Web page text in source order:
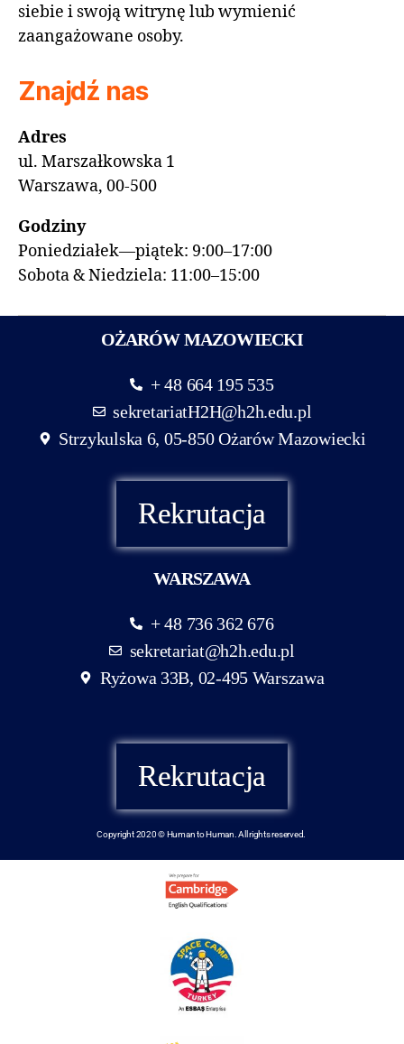
siebie i swoją witrynę lub wymienić
zaangażowane osoby.
Znajdź nas
Adres
ul. Marszałkowska 1
Warszawa, 00-500
Godziny
Poniedziałek—piątek: 9:00–17:00
Sobota & Niedziela: 11:00–15:00
OŻARÓW MAZOWIECKI
+ 48 664 195 535
sekretariatH2H@h2h.edu.pl
Strzykulska 6, 05-850 Ożarów Mazowiecki
Rekrutacja
WARSZAWA
+ 48 736 362 676
sekretariat@h2h.edu.pl
Ryżowa 33B, 02-495 Warszawa
Rekrutacja
Copyright 2020 © Human to Human. All rights reserved.